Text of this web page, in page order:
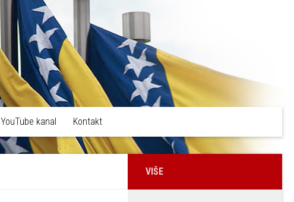
YouTube kanal Kontakt
VIŠE